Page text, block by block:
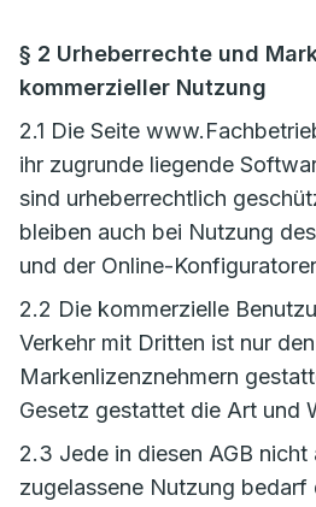
§ 2 Urheberrechte und
kommerzieller Nutzung
2.1 Die Seite
ihr zugrunde liegende
sind urheberrechtlich
bleiben auch bei Nutzung
und der Online-
2.2 Die kommerzielle
Verkehr mit Dritten ist nur
Markenlizenznehmern
Gesetz gestattet die Art und
2.3 Jede in diesen AGB nicht
zugelassene Nutzung bedarf